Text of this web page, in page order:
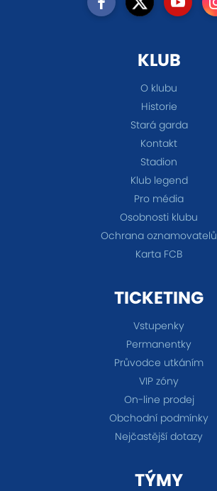
KLUB
O klubu
Historie
Stará garda
Kontakt
Stadion
Klub legend
Pro média
Osobnosti klubu
Ochrana oznamovatelů
Karta FCB
TICKETING
Vstupenky
Permanentky
Průvodce utkáním
VIP zóny
On-line prodej
Obchodní podmínky
Nejčastější dotazy
TÝMY